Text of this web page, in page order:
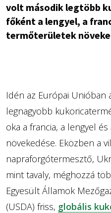
volt második legtöbb
főként a lengyel, a
termőterületek
Idén az Európai Unióban
legnagyobb
oka a francia, a lengyel
növekedése. Eközben a
napraforgótermesztő,
mint tavaly, méghozzá
Egyesült Államok
(USDA) friss, globális